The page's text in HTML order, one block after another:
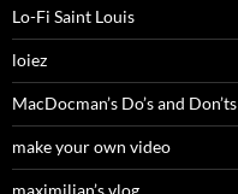
Lo-Fi Saint Louis
loiez
MacDocman’s Do’s and Don’ts
make your own video